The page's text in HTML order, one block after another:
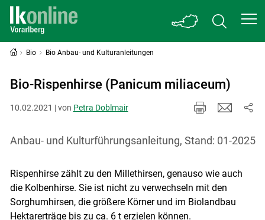
Bio Bio Anbau- und Kulturanleitungen
Bio-Rispenhirse (Panicum miliaceum)
10.02.2021 | von Petra Doblmair
Anbau- und Kulturführungsanleitung, Stand: 01-2025
Rispenhirse zählt zu den Millethirsen, genauso wie auch
die Kolbenhirse. Sie ist nicht zu verwechseln mit den
Sorghumhirsen, die größere Körner und im Biolandbau
Hektarerträge bis zu ca. 6 t erzielen können.